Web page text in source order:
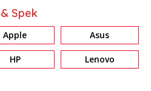
Spek
Apple Asus
HP Lenovo